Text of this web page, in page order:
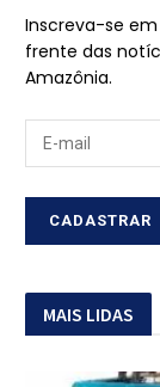
Inscreva-se
frente das
Amazônia.
MAIS LIDAS